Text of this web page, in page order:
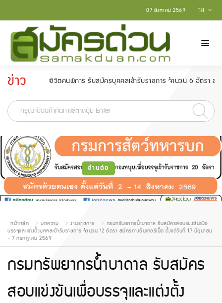
TH
07 สิงหาคม 2569
ข่าว
ประกาศ
ณภาพชีวิตคนพิการ รับสมัครบุคคลเข้ารับราชการ จำนวน 6 อัตรา สมัครตั้งแ
-
อ่านต่อ
หน้าหลัก บทความ งานราชการ
กรมทรัพยากรน้ำบาดาล รับสมัครสอบแข่งขันเพื่อ
บรรจุและแต่งตั้งบุคคลเข้ารับราชการ จำนวน 12 อัตรา สมัครทางอินเทอร์เน็ต ตั้งแต่วันที่ 17 มิถุนายน
- 7 กรกฎาคม 2569
กรมทรัพยากรน้ำบาดาล รับสมัคร
สอบแข่งขันเพื่อบรรจุและแต่งตั้ง